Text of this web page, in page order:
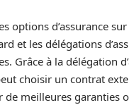
options d’assurance
et les délégations
Grâce à la délégation
choisir un contrat
de meilleures garanties